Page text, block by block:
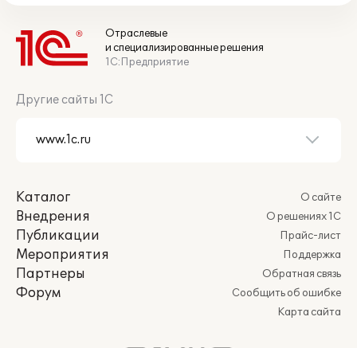
Отраслевые
и специализированные решения
1С:Предприятие
Другие сайты 1С
Каталог
Внедрения
Публикации
Мероприятия
Партнеры
Форум
О сайте
О решениях 1С
Прайс-лист
Поддержка
Обратная связь
Сообщить об ошибке
Карта сайта